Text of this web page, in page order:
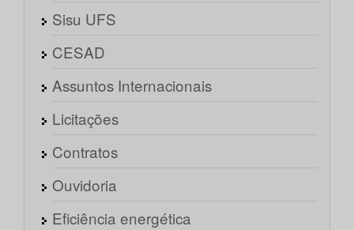
Sisu UFS
CESAD
Assuntos Internacionais
Licitações
Contratos
Ouvidoria
Eficiência energética